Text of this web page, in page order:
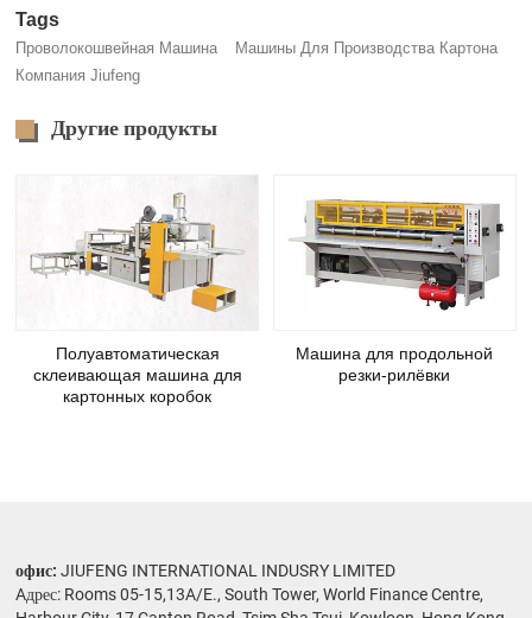
Tags
Проволокошвейная Машина
Машины Для Производства Картона
Компания Jiufeng
Другие продукты
Полуавтоматическая
склеивающая машина для
картонных коробок
Машина для продольной
резки-рилёвки
офис: JIUFENG INTERNATIONAL INDUSRY LIMITED
Aдрес: Rooms 05-15,13A/E., South Tower, World Finance Centre,